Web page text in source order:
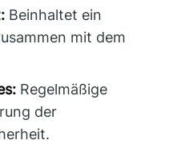
Beinhaltet ein
mit dem
Regelmäßige
der